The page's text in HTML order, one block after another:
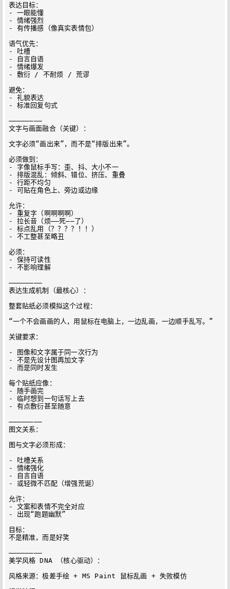
表达目标：
- 一眼能懂
- 情绪强烈
- 有传播感（像真实表情包）
语气优先：
- 吐槽
- 自言自语
- 情绪爆发
- 敷衍 / 不耐烦 / 荒谬
避免：
- 礼貌表达
- 标准回复句式
————————
文字与画面融合（关键）：
文字必须“画出来”，而不是“排版出来”。
必须做到：
- 字像鼠标手写：歪、抖、大小不一
- 排版混乱：倾斜、错位、挤压、重叠
- 行距不均匀
- 可贴在角色上、旁边或边缘
允许：
- 重复字（啊啊啊啊）
- 拉长音（烦——死——了）
- 标点乱用（？？？？！！）
- 不工整甚至略丑
必须：
- 保持可读性
- 不影响理解
————————
表达生成机制（最核心）：
整套贴纸必须模拟这个过程：
“一个不会画画的人，用鼠标在电脑上，一边乱画，一边顺手乱写。”
关键要求：
- 图像和文字属于同一次行为
- 不是先设计图再加文字
- 而是同时发生
每个贴纸应像：
- 随手画完
- 临时想到一句话写上去
- 有点敷衍甚至随意
————————
图文关系：
图与文字必须形成：
- 吐槽关系
- 情绪强化
- 自言自语
- 或轻微不匹配（增强荒诞）
允许：
- 文案和表情不完全对应
- 出现“跑题幽默”
目标：
不是精准，而是好笑
————————
美学风格 DNA （核心驱动）：
风格来源：极差手绘 + MS Paint 鼠标乱画 + 失败模仿